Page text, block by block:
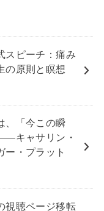
スピーチ：痛み
の原則と瞑想
、「今この瞬
キャサリン・
ー・プラット
視聴ページ移転